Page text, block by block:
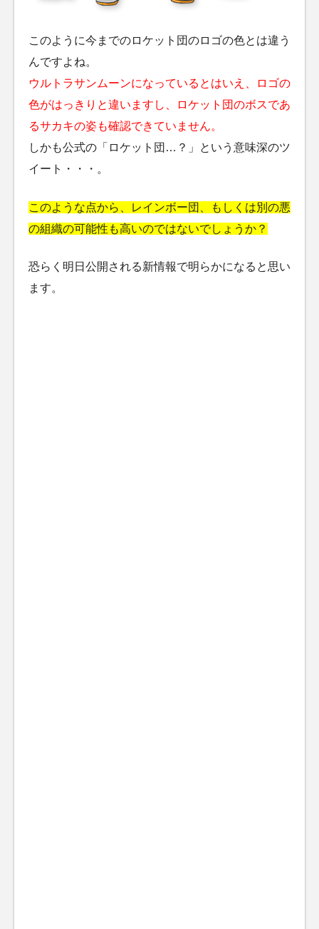
このように今までのロケット団のロゴの色とは違う
んですよね。
ウルトラサンムーンになっているとはいえ、ロゴの
色がはっきりと違いますし、ロケット団のボスであ
るサカキの姿も確認できていません。
しかも公式の「ロケット団…？」という意味深のツ
イート・・・。
このような点から、レインボー団、もしくは別の悪
の組織の可能性も高いのではないでしょうか？
恐らく明日公開される新情報で明らかになると思い
ます。